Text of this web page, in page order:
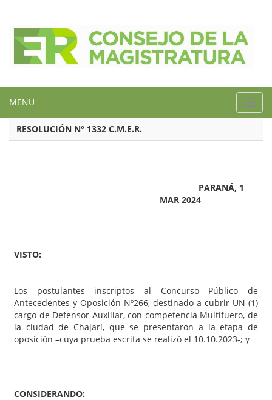
MENU
RESOLUCIÓN N° 1332 C.M.E.R.
PARANÁ, 1
MAR 2024
VISTO:
Los postulantes inscriptos al Concurso Público de
Antecedentes y Oposición Nº266, destinado a cubrir UN (1)
cargo de Defensor Auxiliar, con competencia Multifuero, de
la ciudad de Chajarí, que se presentaron a la etapa de
oposición –cuya prueba escrita se realizó el 10.10.2023-; y
CONSIDERANDO: